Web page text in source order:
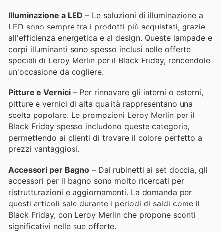
Illuminazione a LED – Le soluzioni di illuminazione a
LED sono sempre tra i prodotti più acquistati, grazie
all'efficienza energetica e al design. Queste lampade e
corpi illuminanti sono spesso inclusi nelle offerte
speciali di Leroy Merlin per il Black Friday, rendendole
un'occasione da cogliere.
Pitture e Vernici – Per rinnovare gli interni o esterni,
pitture e vernici di alta qualità rappresentano una
scelta popolare. Le promozioni Leroy Merlin per il
Black Friday spesso includono queste categorie,
permettendo ai clienti di trovare il colore perfetto a
prezzi vantaggiosi.
Accessori per Bagno – Dai rubinetti ai set doccia, gli
accessori per il bagno sono molto ricercati per
ristrutturazioni e aggiornamenti. La domanda per
questi articoli sale durante i periodi di saldi come il
Black Friday, con Leroy Merlin che propone sconti
significativi nelle sue offerte.